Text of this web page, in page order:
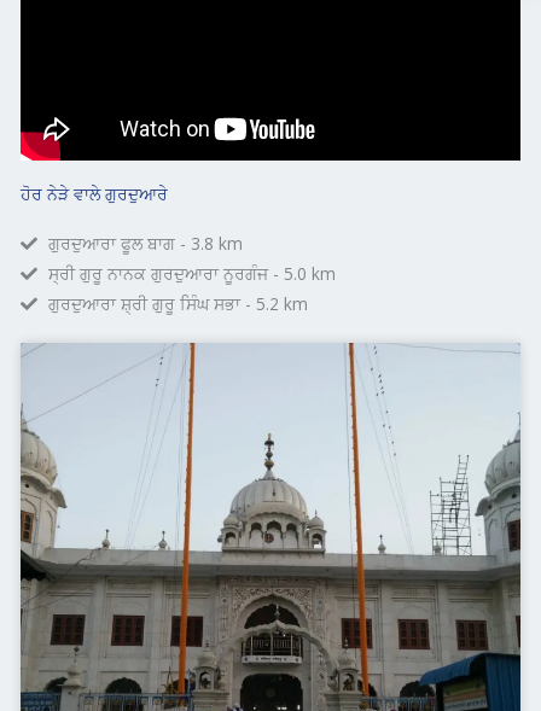
ਹੋਰ ਨੇੜੇ ਵਾਲੇ ਗੁਰਦੁਆਰੇ
ਗੁਰਦੁਆਰਾ ਫੂਲ ਬਾਗ - 3.8 km
ਸ੍ਰੀ ਗੁਰੂ ਨਾਨਕ ਗੁਰਦੁਆਰਾ ਨੂਰਗੰਜ - 5.0 km
ਗੁਰਦੁਆਰਾ ਸ਼੍ਰੀ ਗੁਰੂ ਸਿੰਘ ਸਭਾ - 5.2 km